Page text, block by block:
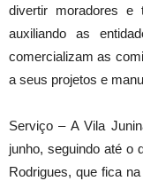
divertir moradores e
auxiliando as
comercializam as
a seus projetos e
Serviço – A Vila
junho, seguindo até o
Rodrigues, que fica